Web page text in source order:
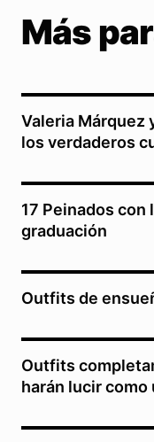
Más
Valeria Márquez
los verdaderos
17 Peinados con
graduación
Outfits de
Outfits
harán lucir como